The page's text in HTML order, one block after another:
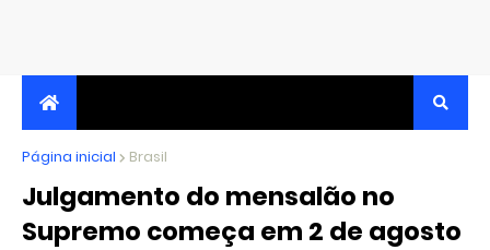
JORNALISMO INDEPENDENTE, TRANSPARENTE E
CRÍTICO
Página inicial Brasil
Julgamento do mensalão no
Supremo começa em 2 de agosto